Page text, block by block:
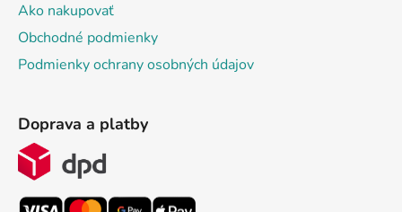
Ako nakupovať
Obchodné podmienky
Podmienky ochrany osobných údajov
Doprava a platby